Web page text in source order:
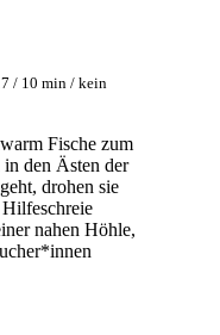
/ 10 min / kein
Fische zum
den Ästen der
drohen sie
nahen Höhle,